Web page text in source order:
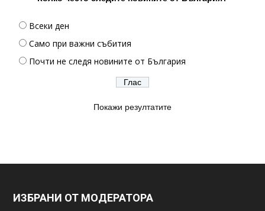
Всеки ден
Само при важни събития
Почти не следя новините от България
Покажи резултатите
ИЗБРАНИ ОТ МОДЕРАТОРА